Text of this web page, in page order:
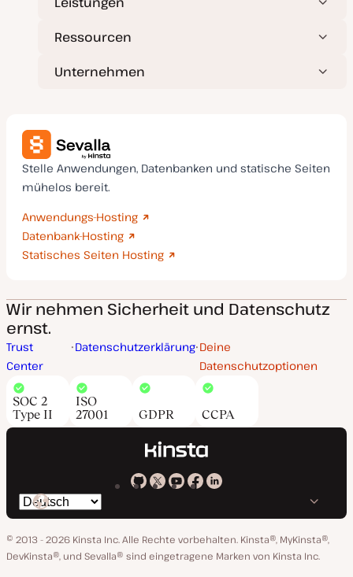
Ressourcen
Unternehmen
Stelle Anwendungen, Datenbanken und statische Seiten
mühelos bereit.
Anwendungs-Hosting
Datenbank-Hosting
Statisches Seiten Hosting
Wir nehmen Sicherheit und Datenschutz
ernst.
Trust
Center
Datenschutzerklärung Deine
Datenschutzoptionen
SOC 2
Type II
ISO
27001
GDPR CCPA
Kinsta
GitHub
Kinsta
X
Kinsta
YouTube
Kinsta
Facebook
Kinsta
LinkedIn
Spräche
ändern
© 2013 - 2026 Kinsta Inc. Alle Rechte vorbehalten. Kinsta®, MyKinsta®,
DevKinsta®, und Sevalla® sind eingetragene Marken von Kinsta Inc.